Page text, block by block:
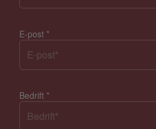
E-post *
Bedrift *